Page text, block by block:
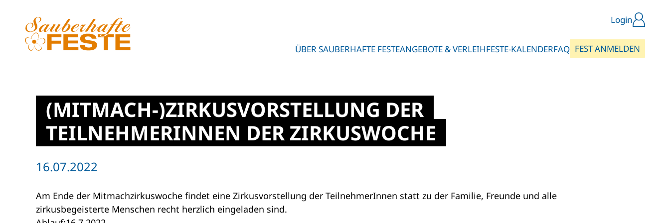
Zum Hauptinhalt springen
ÜBER SAUBERHAFTE FESTEANGEBOTE & VERLEIHFESTE-KALENDERFAQ
Login
FEST ANMELDEN
(MITMACH-)ZIRKUSVORSTELLUNG DER
TEILNEHMERINNEN DER ZIRKUSWOCHE
16.07.2022
Am Ende der Mitmachzirkuswoche findet eine Zirkusvorstellung der TeilnehmerInnen statt zu der Familie, Freunde und alle
zirkusbegeisterte Menschen recht herzlich eingeladen sind.